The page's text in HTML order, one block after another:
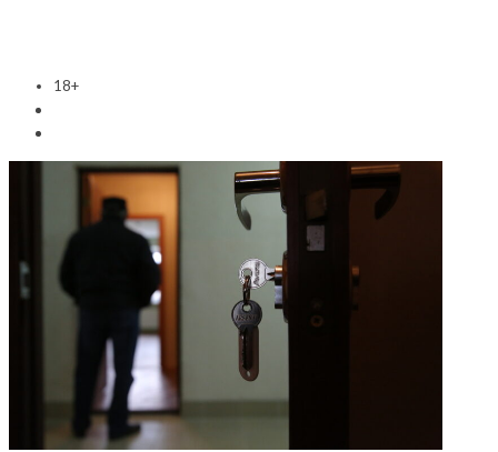
18+